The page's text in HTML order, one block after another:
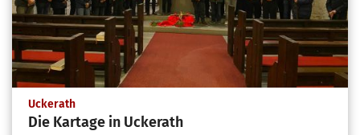
Uckerath:
Die Kartage in Uckerath